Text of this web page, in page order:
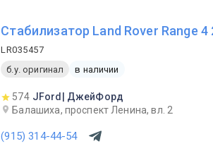
Стабилизатор Land Rover Range 4
LR035457
б.у. оригинал
в наличии
574 JFord| ДжейФорд
Балашиха, проспект Ленина, вл. 2
(915) 314-44-54